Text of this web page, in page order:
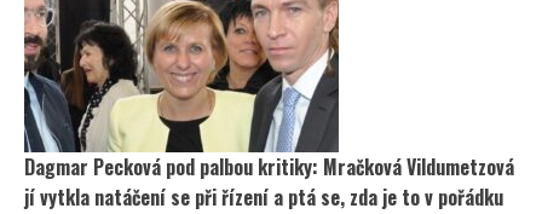
Dagmar Pecková pod palbou kritiky: Mračková Vildumetzová
jí vytkla natáčení se při řízení a ptá se, zda je to v pořádku